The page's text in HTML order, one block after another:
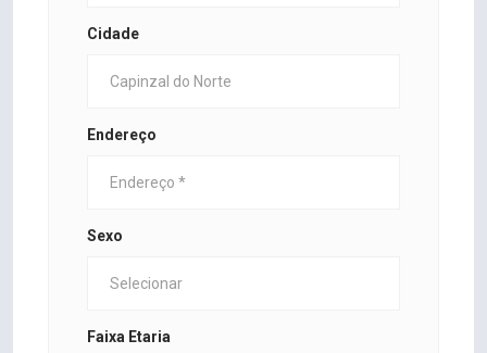
Cidade
Endereço
Sexo
Faixa Etaria